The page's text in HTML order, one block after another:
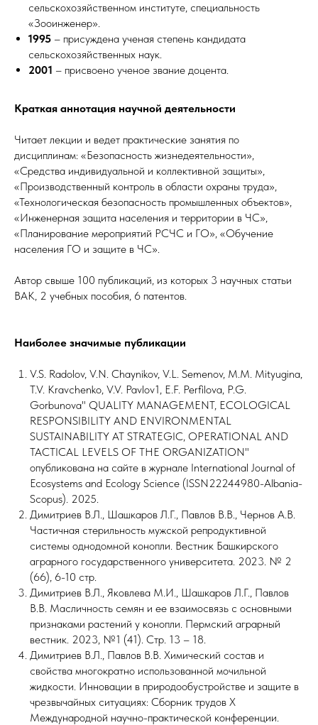
сельскохозяйственном институте, специальность
«Зооинженер».
1995 – присуждена ученая степень кандидата
сельскохозяйственных наук.
2001 – присвоено ученое звание доцента.
Краткая аннотация научной деятельности
Читает лекции и ведет практические занятия по
дисциплинам: «Безопасность жизнедеятельности»,
«Средства индивидуальной и коллективной защиты»,
«Производственный контроль в области охраны труда»,
«Технологическая безопасность промышленных объектов»,
«Инженерная защита населения и территории в ЧС»,
«Планирование мероприятий РСЧС и ГО», «Обучение
населения ГО и защите в ЧС».
Автор свыше 100 публикаций, из которых 3 научных статьи
ВАК, 2 учебных пособия, 6 патентов.
Наиболее значимые публикации
V.S. Radolov, V.N. Chaynikov, V.L. Semenov, M.M. Mityugina,
T.V. Kravchenko, V.V. Pavlov1, E.F. Perfilova, P.G.
Gorbunova" QUALITY MANAGEMENT, ECOLOGICAL
RESPONSIBILITY AND ENVIRONMENTAL
SUSTAINABILITY AT STRATEGIC, OPERATIONAL AND
TACTICAL LEVELS OF THE ORGANIZATION"
опубликована на сайте в журнале International Journal of
Ecosystems and Ecology Science (ISSN22244980-Albania-
Scopus). 2025.
Димитриев В.Л., Шашкаров Л.Г., Павлов В.В., Чернов А.В.
Частичная стерильность мужской репродуктивной
системы однодомной конопли. Вестник Башкирского
аграрного государственного университета. 2023. № 2
(66), 6-10 стр.
Димитриев В.Л., Яковлева М.И., Шашкаров Л.Г., Павлов
В.В. Масличность семян и ее взаимосвязь с основными
признаками растений у конопли. Пермский аграрный
вестник. 2023, №1 (41). Стр. 13 – 18.
Димитриев В.Л., Павлов В.В. Химический состав и
свойства многократно использованной мочильной
жидкости. Инновации в природообустройстве и защите в
чрезвычайных ситуациях: Сборник трудов Х
Международной научно-практической конференции.